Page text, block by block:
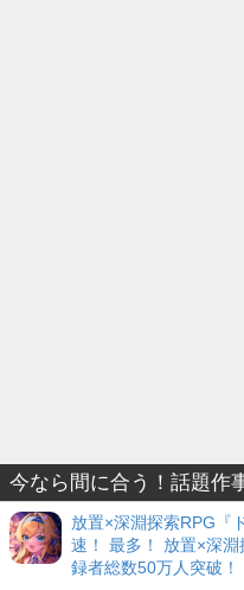
今なら間に合う！話題作
放置×深淵探索RPG『
速！ 最多！ 放置×深
録者総数50万人突破！